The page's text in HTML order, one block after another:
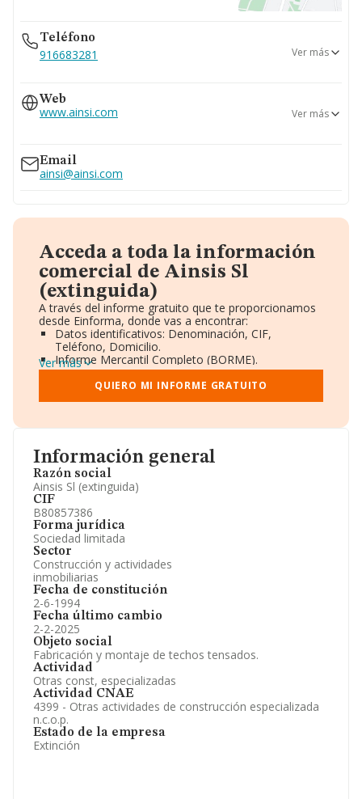
Información general
Razón social
Ainsis Sl (extinguida)
CIF
B80857386
Forma jurídica
Sociedad limitada
Sector
Construcción y actividades
inmobiliarias
Fecha de constitución
2-6-1994
Fecha último cambio
2-2-2025
Objeto social
Fabricación y montaje de techos tensados.
Actividad
Otras const, especializadas
Actividad CNAE
4399 - Otras actividades de construcción especializada
n.c.o.p.
Estado de la empresa
Extinción
Teléfono
916683281
696...
Ver teléfono 696...
916683283
Ver más
Web
www.ainsi.com Ver más
Email
ainsi@ainsi.com
Acceda a toda la información
comercial de Ainsis Sl
(extinguida)
A través del informe gratuito que te proporcionamos
desde Einforma, donde vas a encontrar:
Datos identificativos: Denominación, CIF,
Teléfono, Domicilio.
Informe Mercantil Completo (BORME).
Gráficos de Evolución Ventas y Empleados.
Consejo de Administración y Administradores.
Directivos y Ejecutivos.
Información oficial y registral complementaria.
Ver más
QUIERO MI INFORME GRATUITO